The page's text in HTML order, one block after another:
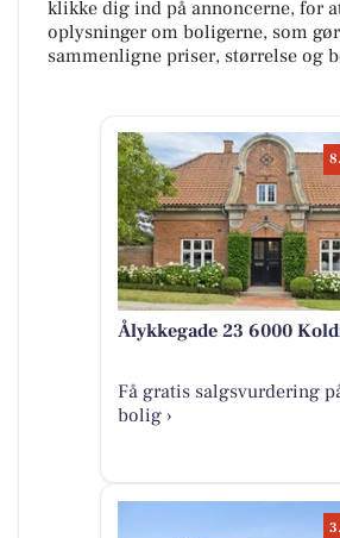
klikke dig ind på annoncerne, for
oplysninger om boligerne, som
sammenligne priser, størrelse og
Ålykkegade 23 6000
Få gratis salgsvurdering
bolig ›